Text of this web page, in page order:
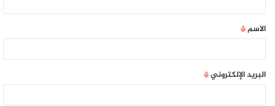
الاسم*
البريد الإلكتروني*